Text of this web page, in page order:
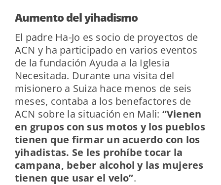
Aumento del yihadismo
El padre Ha-Jo es socio de proyectos de
ACN y ha participado en varios eventos
de la fundación Ayuda a la Iglesia
Necesitada. Durante una visita del
misionero a Suiza hace menos de seis
meses, contaba a los benefactores de
ACN sobre la situación en Mali: “Vienen
en grupos con sus motos y los pueblos
tienen que firmar un acuerdo con los
yihadistas. Se les prohíbe tocar la
campana, beber alcohol y las mujeres
tienen que usar el velo”.